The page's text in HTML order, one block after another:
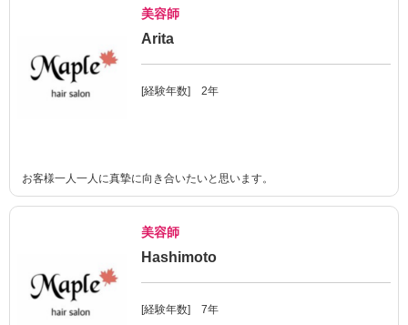
美容師
Arita
[経験年数] 2年
お客様一人一人に真摯に向き合いたいと思います。
美容師
Hashimoto
[経験年数] 7年